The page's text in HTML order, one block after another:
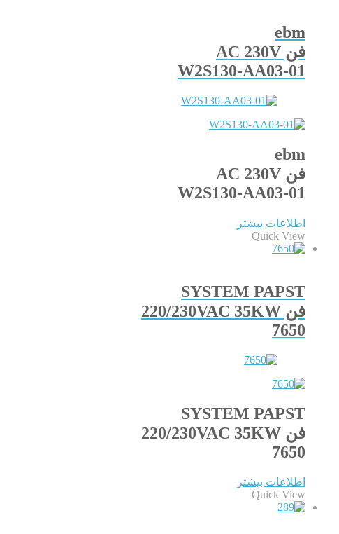
ebm
فن AC 230V
W2S130-AA03-01
ebm
فن AC 230V
W2S130-AA03-01
اطلاعات بیشتر
Quick View
SYSTEM PAPST
فن 220/230VAC 35KW
7650
SYSTEM PAPST
فن 220/230VAC 35KW
7650
اطلاعات بیشتر
Quick View